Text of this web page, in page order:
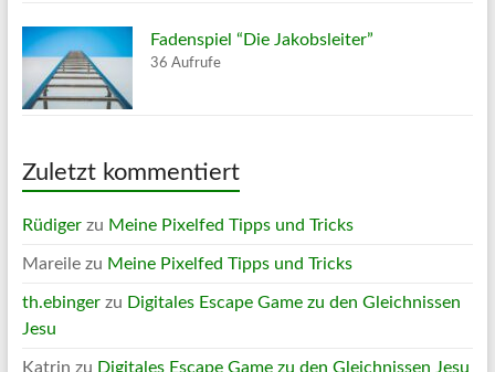
Fadenspiel “Die Jakobsleiter”
36 Aufrufe
Zuletzt kommentiert
Rüdigerzu Meine Pixelfed Tipps und Tricks
Mareilezu Meine Pixelfed Tipps und Tricks
th.ebingerzu Digitales Escape Game zu den Gleichnissen
Jesu
Katrin zu Digitales Escape Game zu den Gleichnissen Jesu